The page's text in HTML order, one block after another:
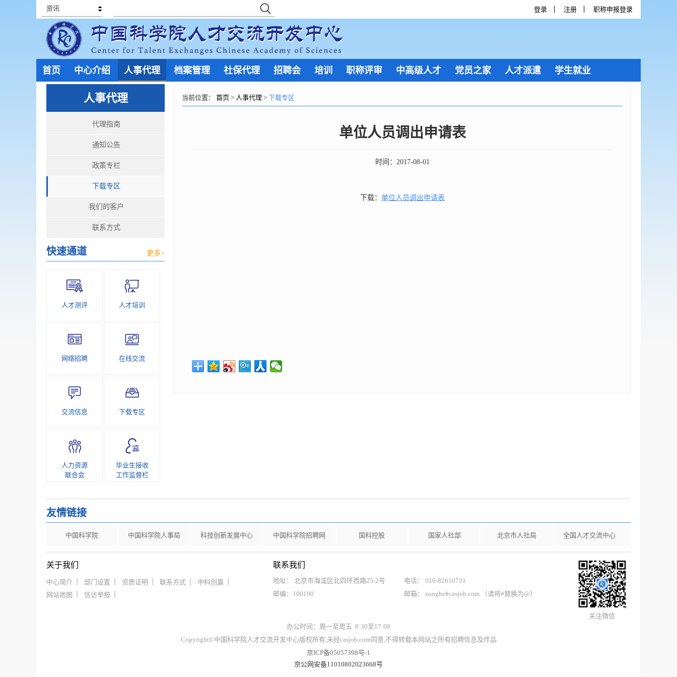
资讯 登录 注册 职称申报登录
首页 中心介绍 人事代理 档案管理 社保代理 招聘会 培训 职称评审 中高级人才 党员之家 人才派遣 学生就业
人事代理
代理指南
通知公告
政策专栏
下载专区
我们的客户
联系方式
快速通道 更多>
人才测评 人才培训
网络招聘 在线交流
交流信息 下载专区
人力资源
联合会
毕业生接收
工作监督栏
当前位置： 首页 > 人事代理 > 下载专区
单位人员调出申请表
时间： 2017-08-01
下载： 单位人员调出申请表
友情链接
中国科学院 中国科学院人事局 科技创新发展中心 中国科学院招聘网 国科控股 国家人社部 北京市人社局 全国人才交流中心
关于我们
中心简介 部门设置 资质证明 联系方式
中科创嘉
网站地图
信访举报
联系我们
地址： 北京市海淀区北四环西路25-2号
电话： 010-82610731
邮编：100190
邮箱： zonghe#casjob.com （请将#替换为@）
关注微信
办公时间：周一至周五 8:30至17:00
Copyright©中国科学院人才交流开发中心版权所有,未经casjob.com同意,不得转载本网站之所有招聘信息及作品
京ICP备05057398号-1
京公网安备11010802023668号